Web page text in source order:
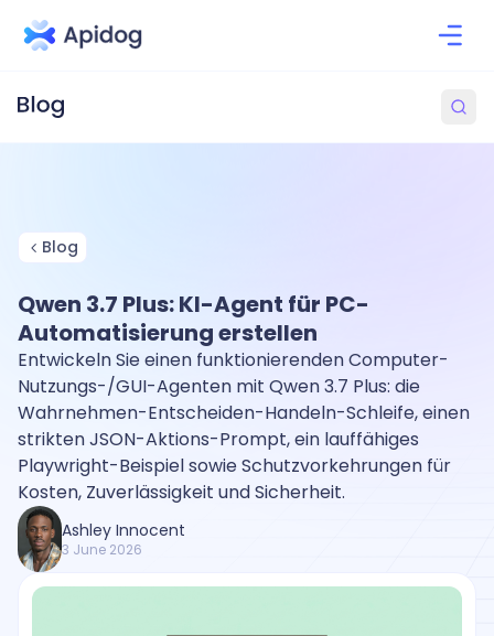
Blog
Qwen 3.7 Plus: KI-Agent für PC-
Automatisierung erstellen
Entwickeln Sie einen funktionierenden Computer-
Nutzungs-/GUI-Agenten mit Qwen 3.7 Plus: die
Wahrnehmen-Entscheiden-Handeln-Schleife, einen
strikten JSON-Aktions-Prompt, ein lauffähiges
Playwright-Beispiel sowie Schutzvorkehrungen für
Kosten, Zuverlässigkeit und Sicherheit.
Ashley Innocent
3 June 2026